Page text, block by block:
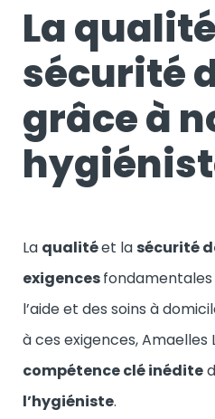
La
sécurité
grâce à
La qualitéet la sécurité
exigences
l’aide et des soins à
à ces exigences,
compétence clé inédite
l’hygiéniste.